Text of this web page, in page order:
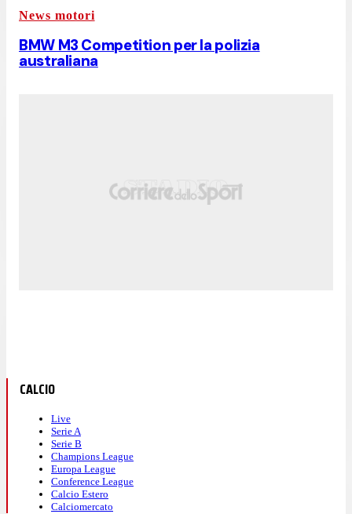
News motori
BMW M3 Competition per la polizia
australiana
CALCIO
Live
Serie A
Serie B
Champions League
Europa League
Conference League
Calcio Estero
Calciomercato